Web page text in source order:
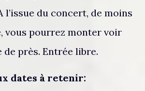
l’issue du concert, de moins
vous pourrez monter voir
de près. Entrée libre.
dates à retenir: